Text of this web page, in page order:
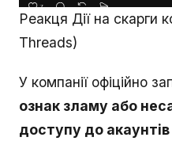
Реакця Дії на скарги
Threads)
У компанії офіційно
ознак зламу або
доступу до